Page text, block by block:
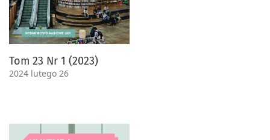
Tom 23 Nr 1 (2023)
2024 lutego 26